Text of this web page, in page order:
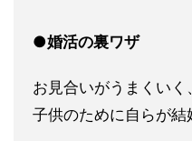
●婚活の裏ワザ
お見合いがうまくいく
子供のために自らが結